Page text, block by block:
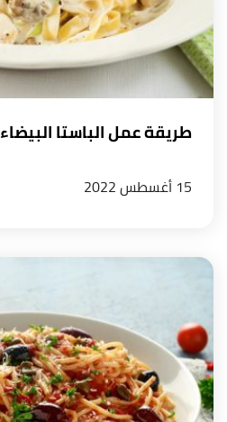
طريقة عمل الباستا البيضاء
15 أغسطس 2022